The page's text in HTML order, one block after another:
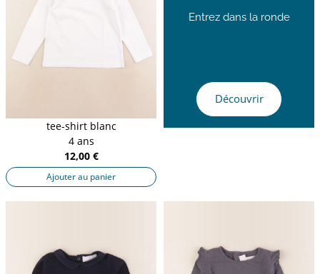
tee-shirt blanc
4 ans
12,00 €
Ajouter au panier
Entrez dans la ronde
Découvrir